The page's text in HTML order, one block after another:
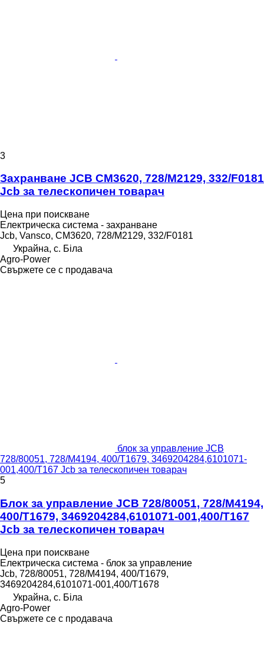
3
Захранване JCB CM3620, 728/M2129, 332/F0181
Jcb за телескопичен товарач
Цена при поискване
Електрическа система - захранване
Jcb, Vansco, CM3620, 728/M2129, 332/F0181
Украйна, с. Біла
Agro-Power
Свържете се с продавача
блок за управление JCB
728/80051, 728/M4194, 400/T1679, 3469204284,6101071-
001,400/T167 Jcb за телескопичен товарач
5
Блок за управление JCB 728/80051, 728/M4194,
400/T1679, 3469204284,6101071-001,400/T167
Jcb за телескопичен товарач
Цена при поискване
Електрическа система - блок за управление
Jcb, 728/80051, 728/M4194, 400/T1679,
3469204284,6101071-001,400/T1678
Украйна, с. Біла
Agro-Power
Свържете се с продавача